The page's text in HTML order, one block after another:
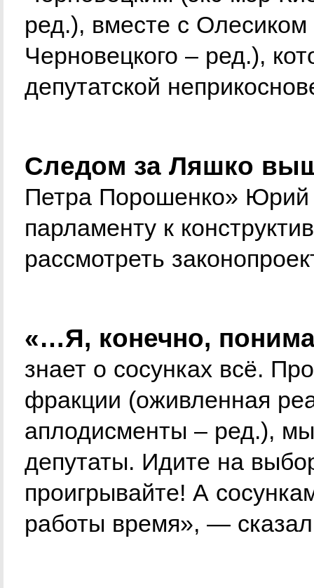
ред.), вместе с
Черновецкого – ред.),
депутатской
Следом за Ляшко
Петра Порошенко» Юрий
парламенту к
рассмотреть
«…Я, конечно,
знает о сосунках всё.
фракции (оживленная
аплодисменты – ред.),
депутаты. Идите на
проигрывайте! А
работы время», —